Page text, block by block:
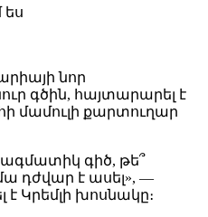
ես
նոր
գծին, հայտարարել է
մամուլի քարտուղար
գիծ, ​​թե՞
դժվար է ասել», —
Կրեմլի խոսնակը։